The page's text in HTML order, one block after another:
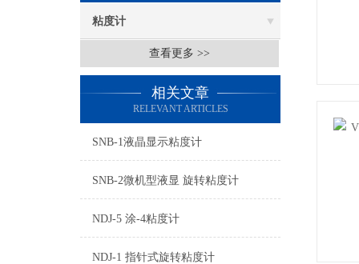
粘度计
查看更多 >>
相关文章
RELEVANT ARTICLES
SNB-1液晶显示粘度计
SNB-2微机型液显 旋转粘度计
NDJ-5 涂-4粘度计
NDJ-1 指针式旋转粘度计